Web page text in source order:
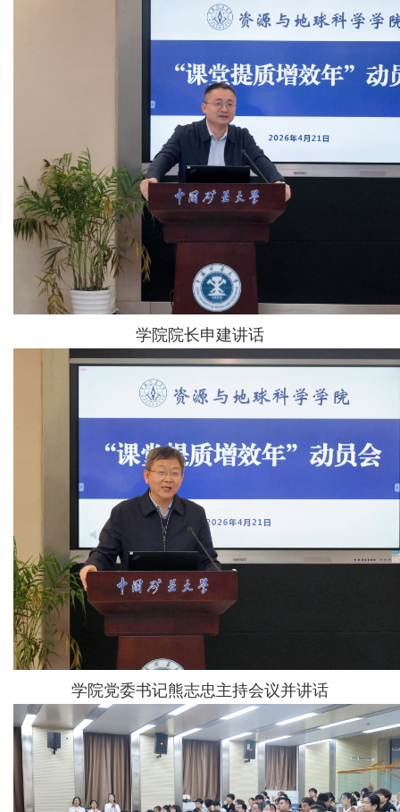
学院院长申建讲话
学院党委书记熊志忠主持会议并讲话